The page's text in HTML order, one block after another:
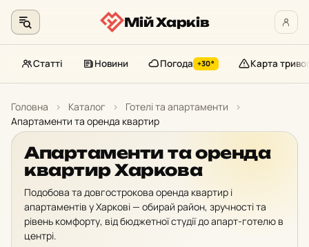
контенту
Мій Харків
Статті Новини Погода +30° Карта
Головна › Каталог › Готелі та апартаменти
›
Апартаменти та оренда квартир
Апартаменти та оренда
квартир Харкова
Подобова та довгострокова оренда квартир і
апартаментів у Харкові — обирай район, зручності та
рівень комфорту, від бюджетної студії до апарт-готелю в
центрі.